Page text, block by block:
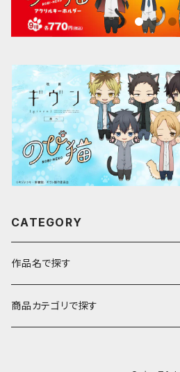
CATEGORY
作品名で探す
ア行
商品カテゴリで探す